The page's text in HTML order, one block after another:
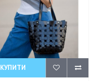
КУПИТИ